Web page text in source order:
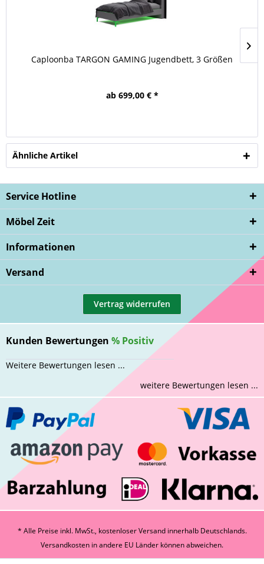
Caploonba TARGON GAMING Jugendbett, 3 Größen
ab 699,00 € *
Ähnliche Artikel
Service Hotline
Möbel Zeit
Informationen
Versand
Vertrag widerrufen
Kunden Bewertungen % Positiv
Weitere Bewertungen lesen ...
weitere Bewertungen lesen ...
* Alle Preise inkl. MwSt., kostenloser Versand innerhalb Deutschlands.
Versandkosten in andere EU Länder können abweichen.